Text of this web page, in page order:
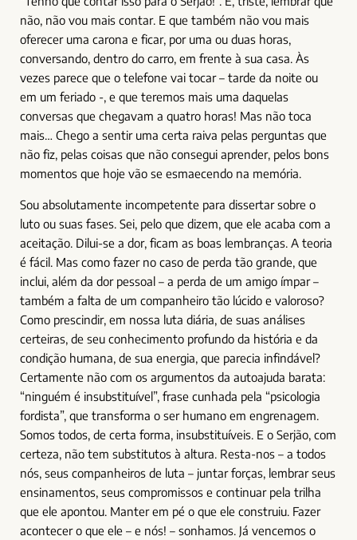
não, não vou mais contar. E que também não vou mais
oferecer uma carona e ficar, por uma ou duas horas,
conversando, dentro do carro, em frente à sua casa. Às
vezes parece que o telefone vai tocar – tarde da noite ou
em um feriado -, e que teremos mais uma daquelas
conversas que chegavam a quatro horas! Mas não toca
mais… Chego a sentir uma certa raiva pelas perguntas que
não fiz, pelas coisas que não consegui aprender, pelos bons
momentos que hoje vão se esmaecendo na memória.
Sou absolutamente incompetente para dissertar sobre o
luto ou suas fases. Sei, pelo que dizem, que ele acaba com a
aceitação. Dilui-se a dor, ficam as boas lembranças. A teoria
é fácil. Mas como fazer no caso de perda tão grande, que
inclui, além da dor pessoal – a perda de um amigo ímpar –
também a falta de um companheiro tão lúcido e valoroso?
Como prescindir, em nossa luta diária, de suas análises
certeiras, de seu conhecimento profundo da história e da
condição humana, de sua energia, que parecia infindável?
Certamente não com os argumentos da autoajuda barata:
“ninguém é insubstituível”, frase cunhada pela “psicologia
fordista”, que transforma o ser humano em engrenagem.
Somos todos, de certa forma, insubstituíveis. E o Serjão, com
certeza, não tem substitutos à altura. Resta-nos – a todos
nós, seus companheiros de luta – juntar forças, lembrar seus
ensinamentos, seus compromissos e continuar pela trilha
que ele apontou. Manter em pé o que ele construiu. Fazer
acontecer o que ele – e nós! – sonhamos. Já vencemos o